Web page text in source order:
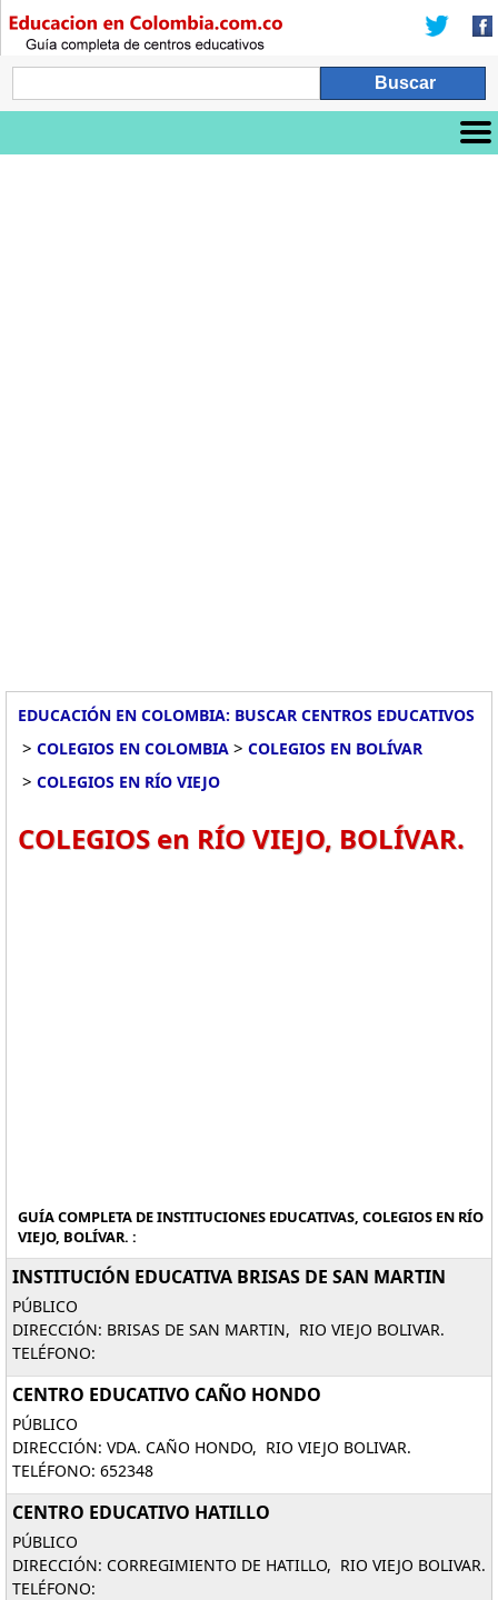
EDUCACIÓN EN COLOMBIA: BUSCAR CENTROS EDUCATIVOS
> COLEGIOS EN COLOMBIA > COLEGIOS EN BOLÍVAR
> COLEGIOS EN RÍO VIEJO
COLEGIOS en RÍO VIEJO, BOLÍVAR.
GUÍA COMPLETA DE INSTITUCIONES EDUCATIVAS, COLEGIOS EN RÍO
VIEJO, BOLÍVAR. :
INSTITUCIÓN EDUCATIVA BRISAS DE SAN MARTIN
PÚBLICO
DIRECCIÓN: BRISAS DE SAN MARTIN, RIO VIEJO BOLIVAR.
TELÉFONO:
CENTRO EDUCATIVO CAÑO HONDO
PÚBLICO
DIRECCIÓN: VDA. CAÑO HONDO, RIO VIEJO BOLIVAR.
TELÉFONO: 652348
CENTRO EDUCATIVO HATILLO
PÚBLICO
DIRECCIÓN: CORREGIMIENTO DE HATILLO, RIO VIEJO BOLIVAR.
TELÉFONO: